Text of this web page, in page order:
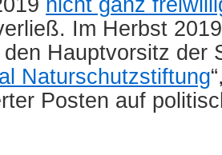
nicht ganz
Im Herbst
Hauptvorsitz der
Naturschutzstiftung
Posten auf